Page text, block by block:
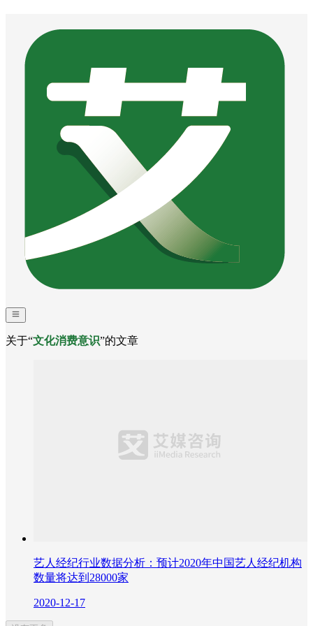
关于“文化消费意识”的文章
艺人经纪行业数据分析：预计2020年中国艺人经纪机构
数量将达到28000家
2020-12-17